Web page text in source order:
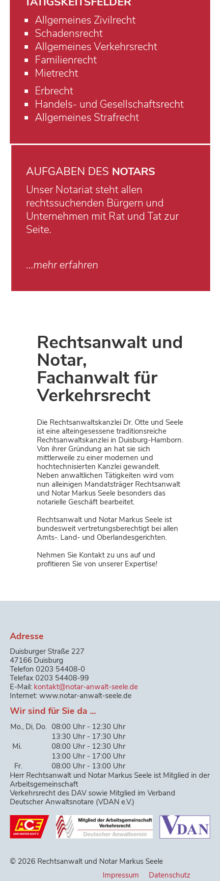
Allgemeines Zivilrecht
Schadensrecht
Allgemeines Verkehrsrecht
Familienrecht
Mietrecht
Erbrecht
Handels- und Gesellschaftsrecht
Allgemeines Strafrecht
AUFGABEN DES NOTARS
Unser Notariat steht allen
rechtssuchenden Bürgern und
Unternehmen mit Rat und Tat zur
Seite.
...mehr erfahren
Rechtsanwalt und
Notar,
Fachanwalt für
Verkehrsrecht
Die Rechtsanwaltskanzlei Dr. Otte und Seele
ist eine alteingesessene traditionsreiche
Rechtsanwaltskanzlei in Duisburg-Hamborn.
Von ihrer Gründung an hat sie sich
mittlerweile zu einer modernen und
hochtechnisierten Kanzlei gewandelt.
Neben anwaltlichen Tätigkeiten wird vom
nun alleinigen Mandatsträger Rechtsanwalt
und Notar Markus Seele besonders das
notarielle Geschäft bearbeitet.
Rechtsanwalt und Notar Markus Seele ist
bundesweit vertretungsberechtigt bei allen
Amts-. Land- und Oberlandesgerichten.
Nehmen Sie Kontakt zu uns auf und
profitieren Sie von unserer Expertise!
Adresse
Duisburger Straße 227
47166 Duisburg
Telefon 0203 54408-0
Telefax 0203 54408-99
E-Mail: kontakt@notar-anwalt-seele.de
Internet: www.notar-anwalt-seele.de
Wir sind für Sie da ...
Mo., Di, Do. 08:00 Uhr - 12:30 Uhr
13:30 Uhr - 17:30 Uhr
Mi.
08:00 Uhr - 12:30 Uhr
13:00 Uhr - 17:00 Uhr
Fr.
08:00 Uhr - 13:00 Uhr
Herr Rechtsanwalt und Notar Markus Seele ist Mitglied in der
Arbeitsgemeinschaft
Verkehrsrecht des DAV sowie Mitglied im Verband
Deutscher Anwaltsnotare (VDAN e.V.)
© 2026 Rechtsanwalt und Notar Markus Seele
Impressum
Datenschutz